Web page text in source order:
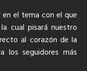
el tema con el que
cual pisará nuestro
al corazón de la
los seguidores más